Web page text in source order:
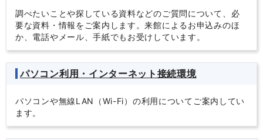
調べたいことや探している資料などのご質問について、必
要な資料・情報をご案内します。来館によるお申込みのほ
か、電話やメール、手紙でもお受けしています。
パソコン利用・インターネット接続環境
パソコンや無線LAN（Wi-Fi）の利用についてご案内してい
ます。